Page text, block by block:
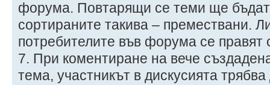
форума. Повтарящи се теми ще
сортираните такива – премествани.
потребителите във форума се правят
7. При коментиране на вече
тема, участникът в дискусията